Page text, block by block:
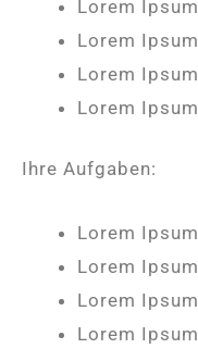
Lorem Ipsum
Lorem Ipsum
Lorem Ipsum
Lorem Ipsum
Ihre Aufgaben:
Lorem Ipsum
Lorem Ipsum
Lorem Ipsum
Lorem Ipsum